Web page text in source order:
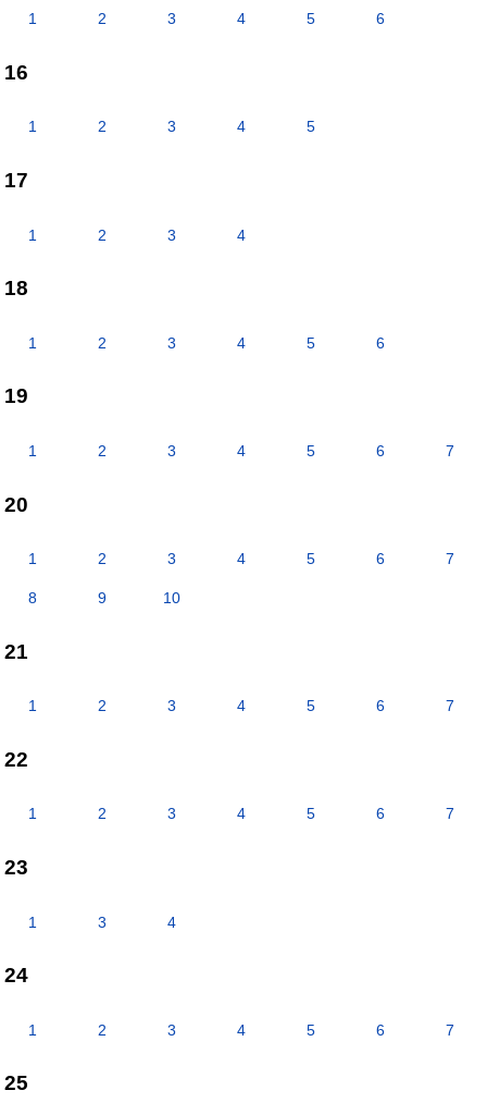
1 2 3 4 5 6
16
1 2 3 4 5
17
1 2 3 4
18
1 2 3 4 5 6
19
1 2 3 4 5 6 7
20
1 2 3 4 5 6 7
8 9 10
21
1 2 3 4 5 6 7
22
1 2 3 4 5 6 7
23
1 3 4
24
1 2 3 4 5 6 7
25